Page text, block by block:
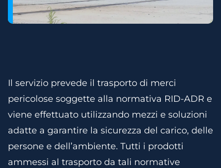
Il servizio prevede il trasporto di merci
pericolose soggette alla normativa RID-ADR e
viene effettuato utilizzando mezzi e soluzioni
adatte a garantire la sicurezza del carico, delle
persone e dell’ambiente. Tutti i prodotti
ammessi al trasporto da tali normative